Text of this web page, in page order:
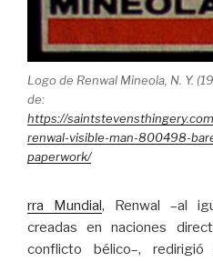
Logo de Renwal Mineola, N. Y.
de:
https://
renwal-visible-man-800498-
paperwork/
rra Mundial , Renwal –al
creadas en naciones
conflicto bélico–,